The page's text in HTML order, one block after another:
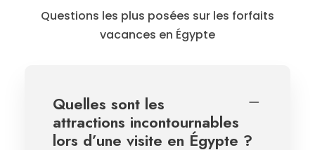
Questions les plus posées sur les forfaits
vacances en Égypte
Quelles sont les
attractions incontournables
lors d’une visite en Égypte ?